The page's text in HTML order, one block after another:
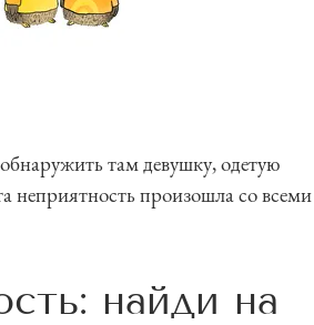
там девушку, одетую
неприятность произошла со всеми
найди на